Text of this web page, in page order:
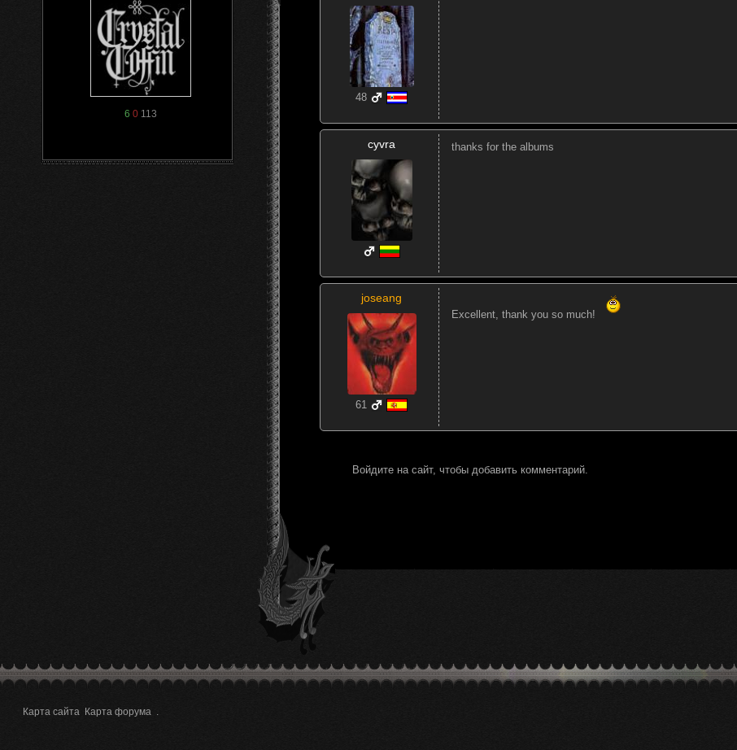
6 0 113
48
cyvra thanks for the albums
joseang
61
Excellent, thank you so much!
Войдите на сайт, чтобы добавить комментарий.
Карта сайта Карта форума